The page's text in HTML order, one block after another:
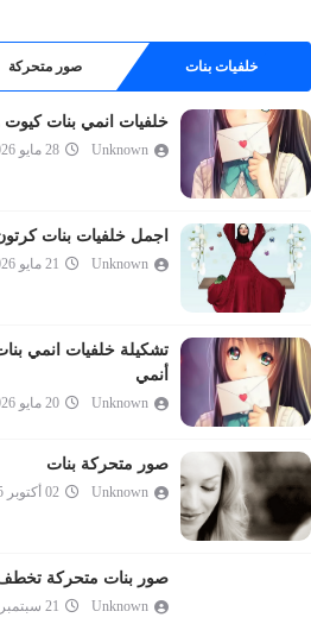
خلفيات بنات صور متحركة
خلفيات انمي بنات كيوت
Unknown 28 مايو 2026
اجمل خلفيات بنات
Unknown 21 مايو 2026
تشكيلة خلفيات انمي
أنمي
Unknown 20 مايو 2026
صور متحركة بنات
Unknown 02 أكتوبر 2025
صور بنات متحركة تخطف
Unknown 21 سبتمبر 2025